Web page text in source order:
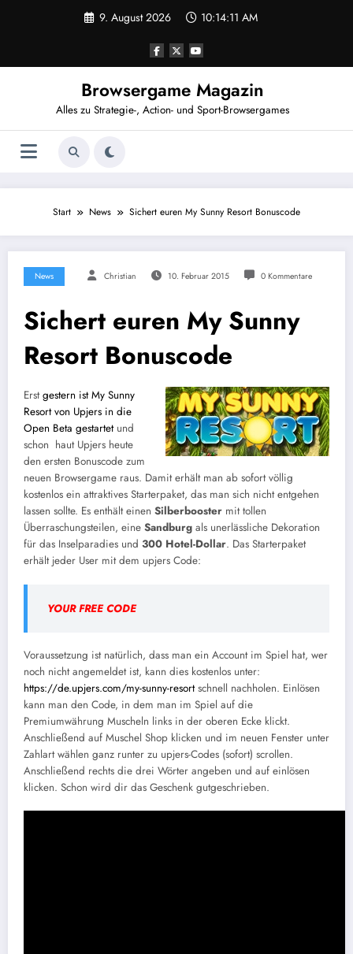
9. August 2026 10:14:12 AM
Browsergame Magazin
Alles zu Strategie-, Action- und Sport-Browsergames
Start News Sichert euren My Sunny Resort Bonuscode
News Christian 10. Februar 2015 0 Kommentare
Sichert euren My Sunny
Resort Bonuscode
Erstgestern ist My Sunny
Resort von Upjers in die
Open Beta gestartetund
schon haut Upjers heute
den ersten Bonuscode zum
neuen Browsergame raus. Damit erhält man ab sofort völlig
kostenlos ein attraktives Starterpaket, das man sich nicht entgehen
lassen sollte. Es enthält einen Silberbooster mit tollen
Überraschungsteilen, eine Sandburg als unerlässliche Dekoration
für das Inselparadies und 300 Hotel-Dollar. Das Starterpaket
erhält jeder User mit dem upjers Code:
YOUR FREE CODE
Voraussetzung ist natürlich, dass man ein Account im Spiel hat, wer
noch nicht angemeldet ist, kann dies kostenlos unter:
https://de.upjers.com/my-sunny-resortschnell nachholen. Einlösen
kann man den Code, in dem man im Spiel auf die
Premiumwährung Muscheln links in der oberen Ecke klickt.
Anschließend auf Muschel Shop klicken und im neuen Fenster unter
Zahlart wählen ganz runter zu upjers-Codes (sofort) scrollen.
Anschließend rechts die drei Wörter angeben und auf einlösen
klicken. Schon wird dir das Geschenk gutgeschrieben.